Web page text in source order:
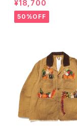
¥18,700
50%OFF